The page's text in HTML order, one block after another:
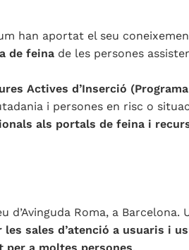
han aportat el seu
de feina de les persones
Actives d’Inserció (Programa
i persones en risc o
als portals de feina i
Roma, a Barcelona.
les sales d’atenció a usuaris i